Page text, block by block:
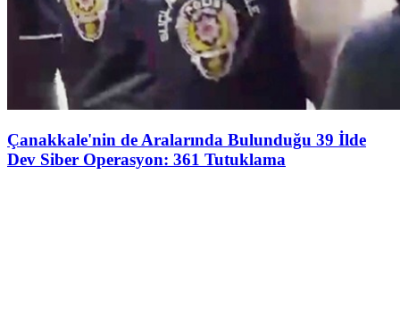
Çanakkale'nin de Aralarında Bulunduğu 39 İlde
Dev Siber Operasyon: 361 Tutuklama